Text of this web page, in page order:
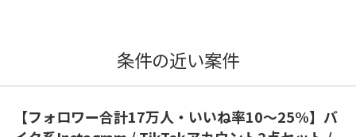
条件の近い案件
【フォロワー合計17万人・いいね率10〜25%】バ